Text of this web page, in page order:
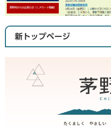
新トップページ